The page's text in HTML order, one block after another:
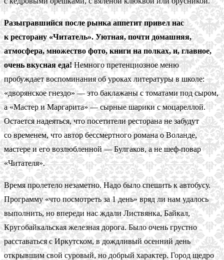
Разыгравшийся после рынка аппетит привел нас
к ресторану «Читатель». Уютная, почти домашняя,
атмосфера, множество фото, книги на полках, и, главное,
очень вкусная еда!Немного претенциозное меню
пробуждает воспоминания об уроках литературы в школе:
«дворянское гнездо» — это баклажаны с томатами под сыром,
а «Мастер и Маргарита» — сырные шарики с моцареллой.
Остается надеяться, что посетители ресторана не забудут
со временем, что автор бессмертного романа о Воланде,
мастере и его возлюбленной — Булгаков, а не шеф-повар
«Читателя».
Время пролетело незаметно. Надо было спешить к автобусу.
Программу «что посмотреть за 1 день» вряд ли нам удалось
выполнить, но впереди нас ждали Листвянка, Байкал,
Кругобайкальская железная дорога. Было очень грустно
расставаться с Иркутском, в дождливый осенний день
открывшим свой суровый, но добрый характер. Город щедро